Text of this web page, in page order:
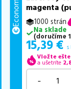
Economy
magenta
1000 strán
Na sklade
(doručíme
15,39 € s
Vložte
a ušetríte
-